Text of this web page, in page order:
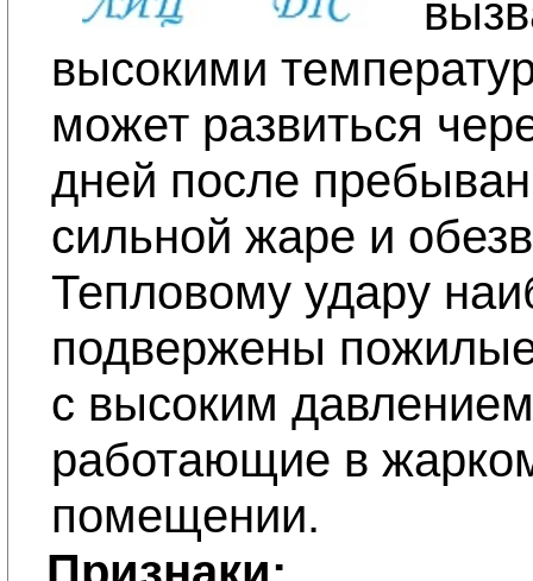
высокими
может развиться
дней после
сильной жаре и
Тепловому удару
подвержены
с высоким
работающие в
помещении.